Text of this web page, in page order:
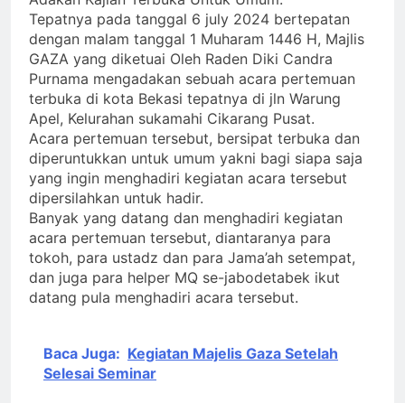
ﷻ TurunMimpi 5 Pemuda
Palestina : Rasulullah
ﷺ Bersabda Bahwa
Muslim Indonesia
Sebagai Pembebas Al
Quds
3 Hari Ago
Negara Asing (Bukan
Pakistan) Namun
Tampak Religius:
Isyarat Titik
Kebangkitan Islam
dari Timur
4 Hari Ago
Ujian Pangan :
Isyarat untuk
Percepatan Lumbung
Pangan di Tanah
4 Hari Ago
Mahdi Membutuhkan
Estafet Perjuangan
dari Para
Pembantunya
4 Hari Ago
Tepatnya pada tanggal 6 july 2024 bertepatan
dengan malam tanggal 1 Muharam 1446 H, Majlis
GAZA yang diketuai Oleh Raden Diki Candra
Purnama mengadakan sebuah acara pertemuan
terbuka di kota Bekasi tepatnya di jln Warung
Apel, Kelurahan sukamahi Cikarang Pusat.
Acara pertemuan tersebut, bersipat terbuka dan
diperuntukkan untuk umum yakni bagi siapa saja
yang ingin menghadiri kegiatan acara tersebut
dipersilahkan untuk hadir.
Banyak yang datang dan menghadiri kegiatan
acara pertemuan tersebut, diantaranya para
tokoh, para ustadz dan para Jama’ah setempat,
dan juga para helper MQ se-jabodetabek ikut
datang pula menghadiri acara tersebut.
Baca Juga: Kegiatan Majelis Gaza Setelah
Selesai Seminar